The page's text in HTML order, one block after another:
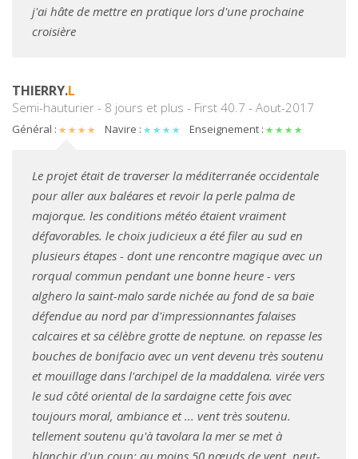
j'ai hâte de mettre en pratique lors d'une prochaine
croisière
THIERRY.L
Semi-hauturier - 8 jours et plus - First 40.7 - Aout-2017
Général : Navire : Enseignement :
Le projet était de traverser la méditerranée occidentale
pour aller aux baléares et revoir la perle palma de
majorque. les conditions météo étaient vraiment
défavorables. le choix judicieux a été filer au sud en
plusieurs étapes - dont une rencontre magique avec un
rorqual commun pendant une bonne heure - vers
alghero la saint-malo sarde nichée au fond de sa baie
défendue au nord par d'impressionnantes falaises
calcaires et sa célèbre grotte de neptune. on repasse les
bouches de bonifacio avec un vent devenu très soutenu
et mouillage dans l'archipel de la maddalena. virée vers
le sud côté oriental de la sardaigne cette fois avec
toujours moral, ambiance et ... vent très soutenu.
tellement soutenu qu'à tavolara la mer se met à
blanchir d'un coup: au moins 50 nœuds de vent, peut-